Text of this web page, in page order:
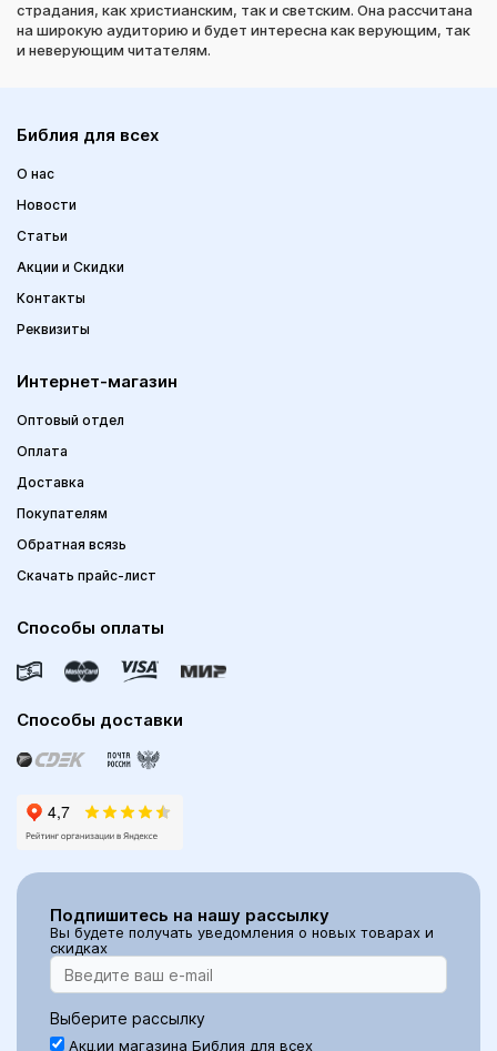
страдания, как христианским, так и светским. Она рассчитана
на широкую аудиторию и будет интересна как верующим, так
и неверующим читателям.
Библия для всех
О нас
Новости
Статьи
Акции и Скидки
Контакты
Реквизиты
Интернет-магазин
Оптовый отдел
Оплата
Доставка
Покупателям
Обратная всязь
Скачать прайс-лист
Способы оплаты
Способы доставки
Подпишитесь на нашу рассылку
Вы будете получать уведомления о новых товарах и
скидках
Выберите рассылку
Акции магазина Библия для всех